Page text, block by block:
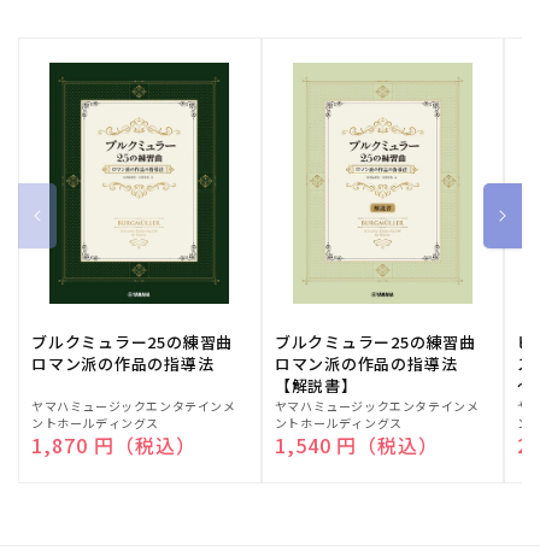
ブルクミュラー25の練習曲
ロマン派の作品の指導法
販
売
元:
ヤマハミュージックエンタテインメ
ントホールディングス
通常価格
1,870 円（税込）
ブルクミュラー25の練習曲
ロマン派の作品の指導法
【解説書】
販
売
元:
ヤマハミュージックエンタテインメ
ントホールディングス
通常価格
1,540 円（税込）
ピ
ス
～
販
売
元:
ヤ
ン